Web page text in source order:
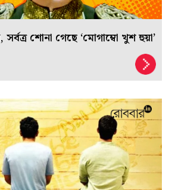
শোনা গেছে ‘মোগাম্বো খুশ হুয়া’